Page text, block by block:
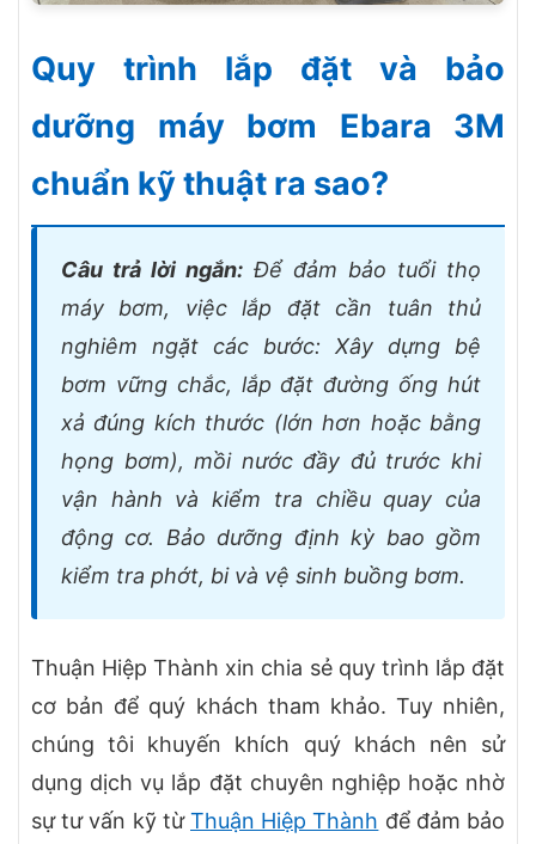
Quy trình lắp đặt và bảo
dưỡng máy bơm Ebara 3M
chuẩn kỹ thuật ra sao?
Câu trả lời ngắn: Để đảm bảo tuổi thọ
máy bơm, việc lắp đặt cần tuân thủ
nghiêm ngặt các bước: Xây dựng bệ
bơm vững chắc, lắp đặt đường ống hút
xả đúng kích thước (lớn hơn hoặc bằng
họng bơm), mồi nước đầy đủ trước khi
vận hành và kiểm tra chiều quay của
động cơ. Bảo dưỡng định kỳ bao gồm
kiểm tra phớt, bi và vệ sinh buồng bơm.
Thuận Hiệp Thành xin chia sẻ quy trình lắp đặt
cơ bản để quý khách tham khảo. Tuy nhiên,
chúng tôi khuyến khích quý khách nên sử
dụng dịch vụ lắp đặt chuyên nghiệp hoặc nhờ
sự tư vấn kỹ từThuận Hiệp Thành để đảm bảo